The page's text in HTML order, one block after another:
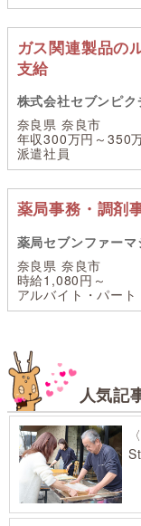
ガス関連製品の
支給
株式会社セブンピ
奈良県 奈良市
年収300万円～350
派遣社員
薬局事務・調剤
薬局セブンファー
奈良県 奈良市
時給1,080円～
アルバイト・パート
人気記